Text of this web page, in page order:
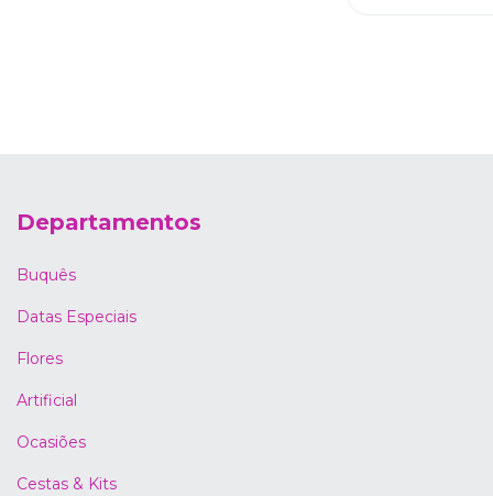
Departamentos
Buquês
Datas Especiais
Flores
Artificial
Ocasiões
Cestas & Kits